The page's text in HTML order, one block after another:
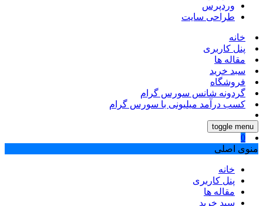
وردپرس
طراحی سایت
خانه
پنل کاربری
مقاله ها
سبد خرید
فروشگاه
گردونه شانس سورس گرام
کسب درآمد میلیونی با سورس گرام
toggle menu
0
منوی اصلی
خانه
پنل کاربری
مقاله ها
سبد خرید